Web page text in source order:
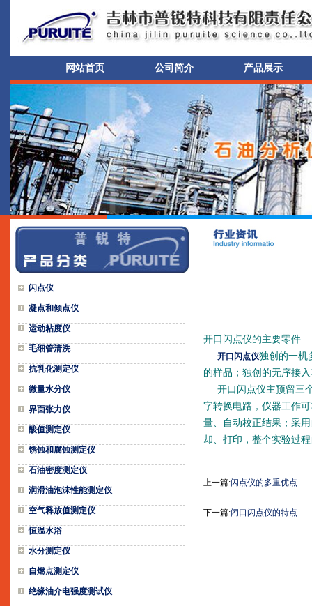
网站首页 公司简介 产品展示
闪点仪
凝点和倾点仪
运动粘度仪
毛细管清洗
抗乳化测定仪
微量水分仪
界面张力仪
酸值测定仪
锈蚀和腐蚀测定仪
石油密度测定仪
润滑油泡沫性能测定仪
空气释放值测定仪
恒温水浴
水分测定仪
自燃点测定仪
绝缘油介电强度测试仪
开口闪点仪的主要零件
开口闪点仪独创的一机
的样品；独创的无序接
开口闪点仪主预留三
字转换电路，仪器工作
量、自动校正结果；采
却、打印，整个实验过
上一篇:闪点仪的多重优点
下一篇:闭口闪点仪的特点